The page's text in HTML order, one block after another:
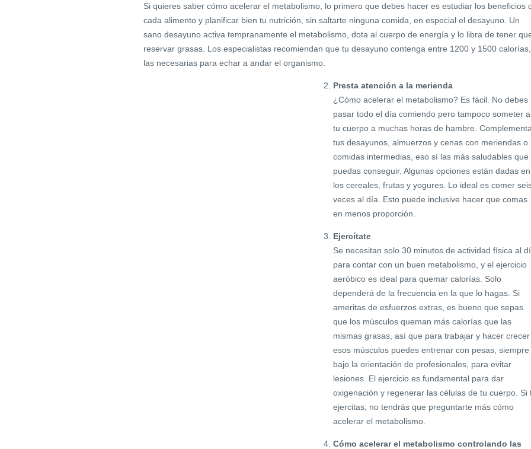
Si quieres saber cómo acelerar el metabolismo, lo primero que debes hacer es estudiar los beneficios
cada alimento y planificar bien tu nutrición, sin saltarte ninguna comida, en especial el desayuno. Un
sano desayuno activa tempranamente el metabolismo, dota al cuerpo de energía y lo libra de tener
reservar grasas. Los especialistas recomiendan que tu desayuno contenga entre 1200 y 1500 calorías,
las necesarias para echar a andar el organismo.
Presta atención a la merienda
¿Cómo acelerar el metabolismo? Es fácil. No debes
pasar todo el día comiendo pero tampoco someter a
tu cuerpo a muchas horas de hambre. Complementa
tus desayunos, almuerzos y cenas con meriendas o
comidas intermedias, eso sí las más saludables que
puedas conseguir. Algunas opciones están dadas en
los cereales, frutas y yogures. Lo ideal es comer
veces al día. Esto puede inclusive hacer que comas
en menos proporción.
Ejercítate
Se necesitan solo 30 minutos de actividad física al
para contar con un buen metabolismo, y el ejercicio
aeróbico es ideal para quemar calorías. Solo
dependerá de la frecuencia en la que lo hagas. Si
ameritas de esfuerzos extras, es bueno que sepas
que los músculos queman más calorías que las
mismas grasas, así que para trabajar y hacer crecer
esos músculos puedes entrenar con pesas, siempre
bajo la orientación de profesionales, para evitar
lesiones. El ejercicio es fundamental para dar
oxigenación y regenerar las células de tu cuerpo. Si
ejercitas, no tendrás que preguntarte más cómo
acelerar el metabolismo.
Cómo acelerar el metabolismo controlando las